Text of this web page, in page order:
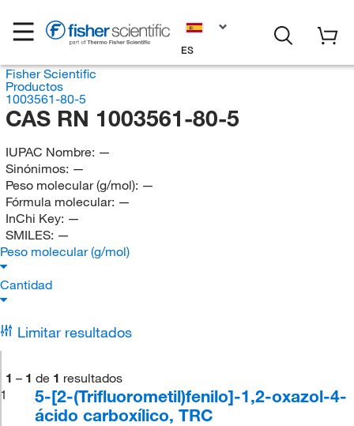
ES
Fisher Scientific
Productos
1003561-80-5
CAS RN 1003561-80-5
IUPAC Nombre: —
Sinónimos: —
Peso molecular (g/mol): —
Fórmula molecular: —
InChi Key: —
SMILES: —
Peso molecular (g/mol)
Cantidad
Limitar resultados
1 – 1 de 1 resultados
1
5-[2-(Trifluorometil)fenilo]-1,2-oxazol-4-
ácido carboxílico, TRC